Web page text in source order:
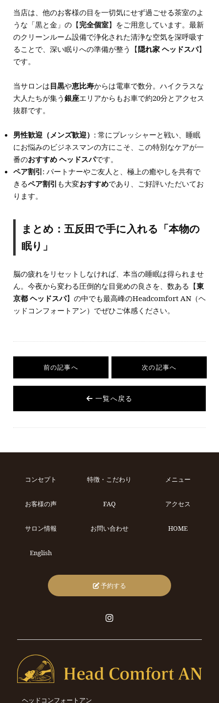
当店は、他のお客様の目を一切気にせず過ごせる茶室のよ
うな「黒と金」の【完全個室】をご用意しています。最新
のクリーンルーム設備で浄化された清浄な空気を深呼吸す
ることで、深い眠りへの準備が整う【隠れ家 ヘッドスパ】
です。
当サロンは目黒や恵比寿からは電車で数分。ハイクラスな
大人たちが集う 銀座エリアからもお車で約20分とアクセス
抜群です。
男性歓迎（メンズ歓迎） : 常にプレッシャーと戦い、睡眠
にお悩みのビジネスマンの方にこそ、この特別なケアが一
番のおすすめ ヘッドスパです。
ペア割引: パートナーやご友人と、極上の癒やしを共有で
きるペア割引 も大変おすすめであり、ご好評いただいてお
ります。
まとめ：五反田で手に入れる「本物の
眠り」
脳の疲れをリセットしなければ、本当の睡眠は得られませ
ん。今夜から変わる圧倒的な目覚めの良さを、数ある【東
京都 ヘッドスパ】の中でも最高峰のHeadcomfort AN（ヘ
ッドコンフォートアン）でぜひご体感ください。
前の記事へ 次の記事へ
一覧へ戻る
コンセプト 特徴・こだわり メニュー
お客様の声 FAQ アクセス
サロン情報 お問い合わせ HOME
English
予約する
ヘッドコンフォートアン